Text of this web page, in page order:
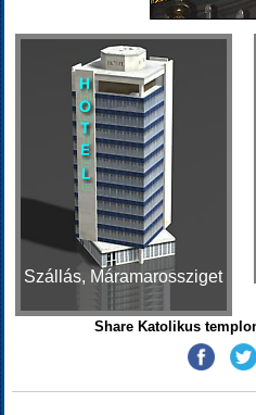
Szállás, Máramarossziget
Share Katolikus